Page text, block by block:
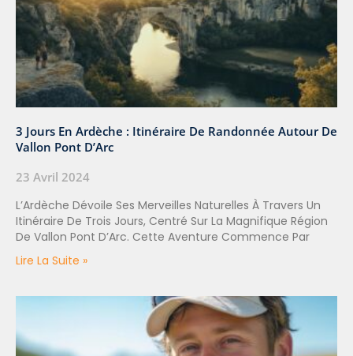
3 Jours En Ardèche : Itinéraire De Randonnée Autour De
Vallon Pont D’Arc
23 Avril 2024
L’Ardèche Dévoile Ses Merveilles Naturelles À Travers Un
Itinéraire De Trois Jours, Centré Sur La Magnifique Région
De Vallon Pont D’Arc. Cette Aventure Commence Par
Lire La Suite »